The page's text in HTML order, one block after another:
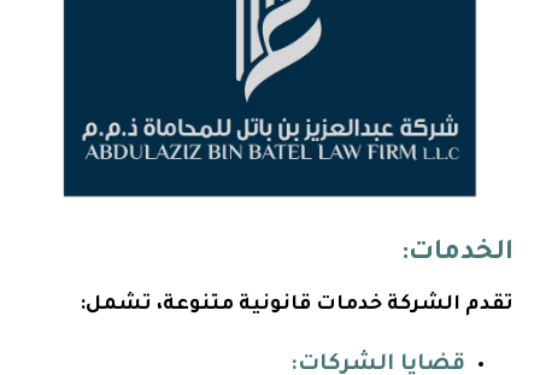
الخدمات:
تقدم الشركة خدمات قانونية متنوعة، تشمل:
قضايا الشركات: